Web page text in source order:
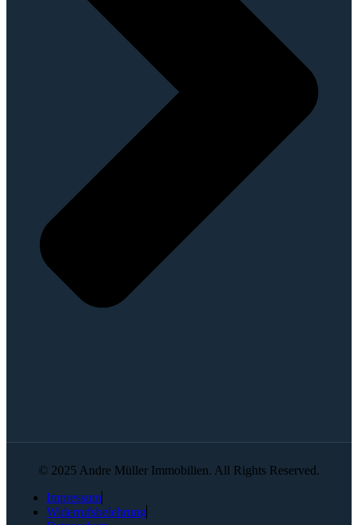
© 2025 Andre Müller Immobilien. All Rights Reserved.
Impressum
Widerrufsbelehrung